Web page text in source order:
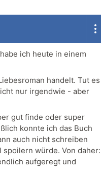
ich heute in einem
handelt. Tut es
nur irgendwie - aber
gut finde oder super
konnte ich das Buch
auch nicht schreiben
würde. Von daher:
aufgeregt und